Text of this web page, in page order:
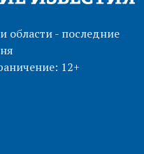
области - последние
12+